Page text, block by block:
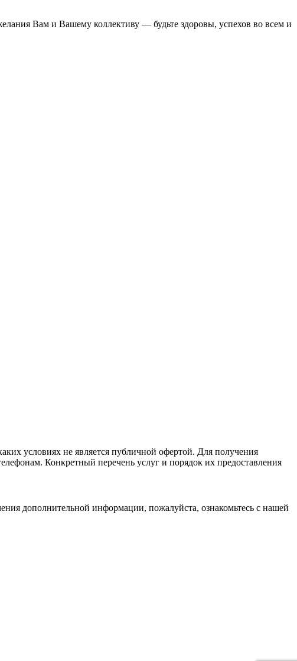
Вам и Вашему коллективу — будьте здоровы, успехов во всем и
условиях не является публичной офертой. Для получения
Конкретный перечень услуг и порядок их предоставления
дополнительной информации, пожалуйста, ознакомьтесь с нашей